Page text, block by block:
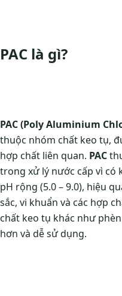
PAC là gì?
PAC (Poly Aluminium
thuộc nhóm chất keo tụ,
hợp chất liên quan. PAC
trong xử lý nước cấp vì có
pH rộng (5.0 – 9.0), hiệu
sắc, vi khuẩn và các hợp
chất keo tụ khác như
hơn và dễ sử dụng.